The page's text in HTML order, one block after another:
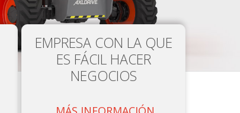
EMPRESA CON LA QUE
ES FÁCIL HACER
NEGOCIOS